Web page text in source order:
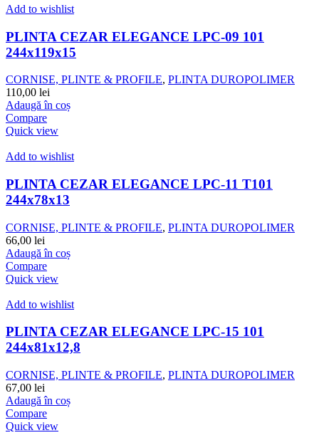
Add to wishlist
PLINTA CEZAR ELEGANCE LPC-09 101
244x119x15
CORNISE, PLINTE & PROFILE, PLINTA DUROPOLIMER
110,00 lei
Adaugă în coș
Compare
Quick view
Add to wishlist
PLINTA CEZAR ELEGANCE LPC-11 T101
244x78x13
CORNISE, PLINTE & PROFILE, PLINTA DUROPOLIMER
66,00 lei
Adaugă în coș
Compare
Quick view
Add to wishlist
PLINTA CEZAR ELEGANCE LPC-15 101
244x81x12,8
CORNISE, PLINTE & PROFILE, PLINTA DUROPOLIMER
67,00 lei
Adaugă în coș
Compare
Quick view